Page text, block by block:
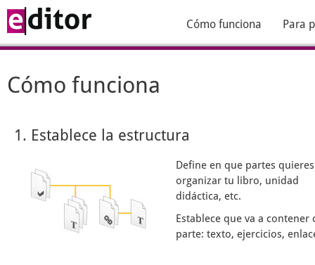
Cómo funciona Para
Cómo funciona
1. Establece la estructura
Define en que partes quieres
organizar tu libro, unidad
didáctica, etc.
Establece que va a contener
parte: texto, ejercicios,